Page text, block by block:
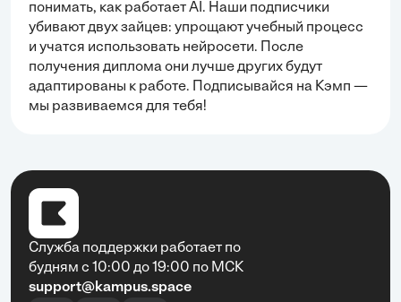
понимать, как работает AI. Наши подписчики
убивают двух зайцев: упрощают учебный процесс
и учатся использовать нейросети. После
получения диплома они лучше других будут
адаптированы к работе. Подписывайся на Кэмп —
мы развиваемся для тебя!
Служба поддержки работает по
будням с 10:00 до 19:00 по МСК
support@kampus.space